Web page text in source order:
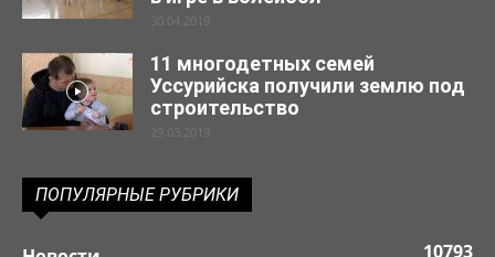
30.04.2019
11 многодетных семей
Уссурийска получили землю под
строительство
29.03.2019
ПОПУЛЯРНЫЕ РУБРИКИ
10793